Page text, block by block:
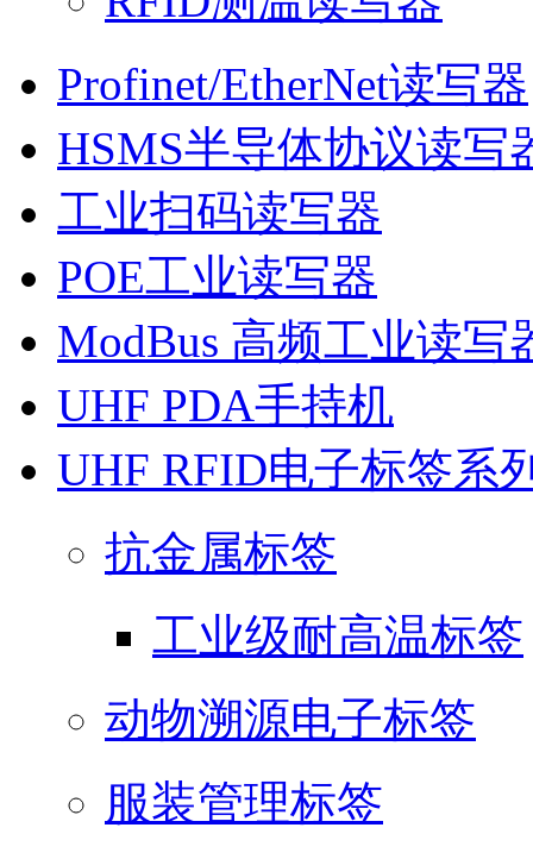
Profinet/EtherNet读写器
HSMS半导体协议读写
工业扫码读写器
POE工业读写器
ModBus 高频工业读写
UHF PDA手持机
UHF RFID电子标签系
抗金属标签
工业级耐高温标签
动物溯源电子标签
服装管理标签